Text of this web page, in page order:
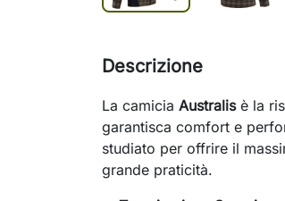
Descrizione
La camicia Australisè la
garantisca comfort e
studiato per offrire il
grande praticità.